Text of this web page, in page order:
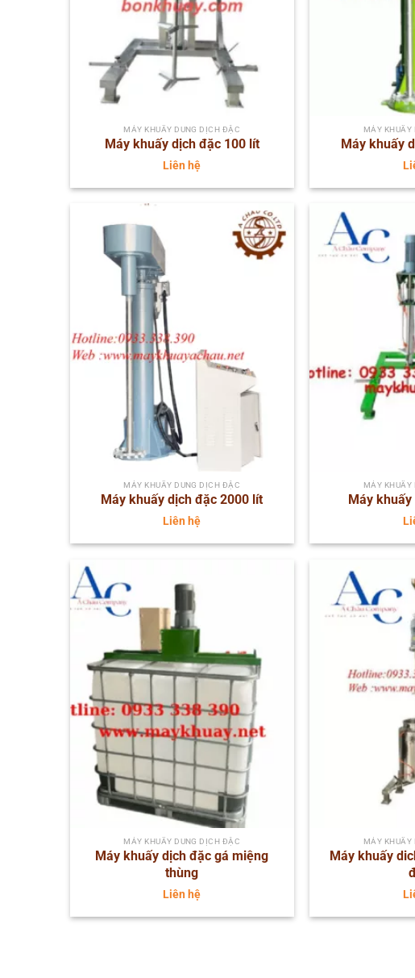
MÁY KHUẤY DUNG DỊCH ĐẶC
Máy khuấy dịch đặc 100 lít
Liên hệ
MÁY KHUẤY
Máy khuấy
MÁY KHUẤY DUNG DỊCH ĐẶC
Máy khuấy dịch đặc 2000 lít
Liên hệ
MÁY KHUẤY
Máy
MÁY KHUẤY DUNG DỊCH ĐẶC
Máy khuấy dịch đặc gá miệng
thùng
Liên hệ
MÁY KHUẤY
Máy khuấy